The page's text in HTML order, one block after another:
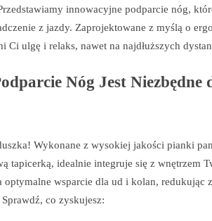
innowacyjne podparcie nóg,
z jazdy. Zaprojektowane z myślą o
Ci ulgę i relaks, nawet na najdłuższych
Nóg Jest Niezbędne
Wykonane z wysokiej jakości pianki
tapicerką, idealnie integruje się z wnętrzem
optymalne wsparcie dla ud i kolan, redukując
co zyskujesz: